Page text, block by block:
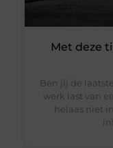
Met deze
Ben jij de
werk last van
helaas niet